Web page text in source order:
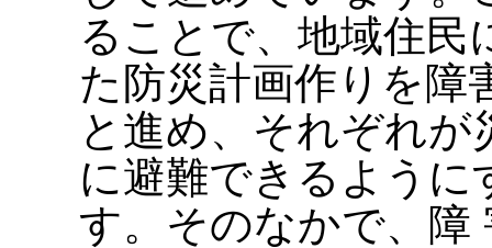
ることで、地域住民
た防災計画作りを障
と進め、それぞれが
に避難できるよう
す。そのなかで、障